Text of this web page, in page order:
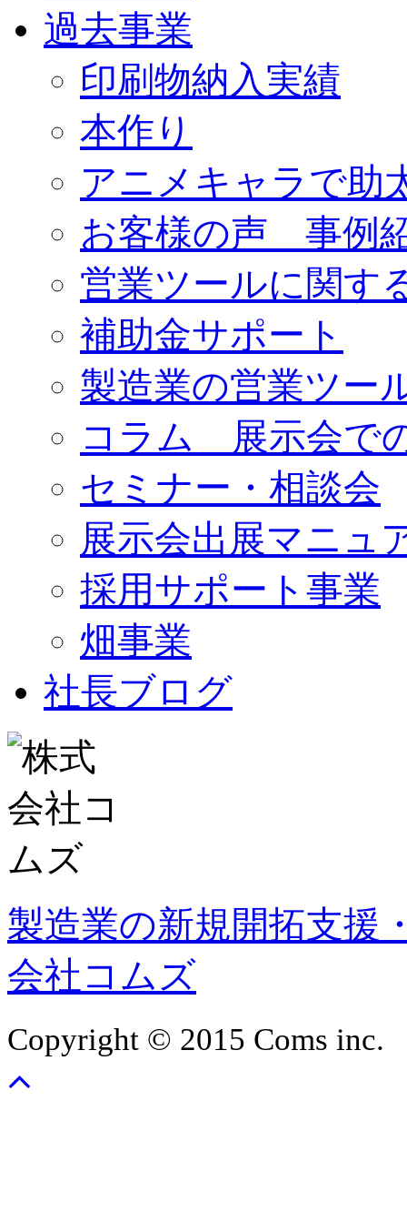
過去事業
印刷物納入実績
本作り
アニメキャラで助
お客様の声 事例
営業ツールに関す
補助金サポート
製造業の営業ツー
コラム 展示会で
セミナー・相談会
展示会出展マニュ
採用サポート事業
畑事業
社長ブログ
製造業の新規開拓支援
会社コムズ
Copyright © 2015 Coms inc.